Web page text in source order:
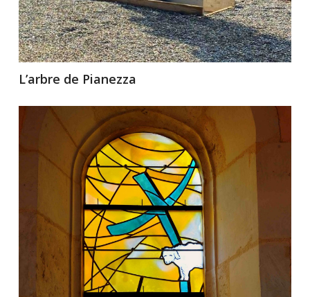
L’arbre de Pianezza